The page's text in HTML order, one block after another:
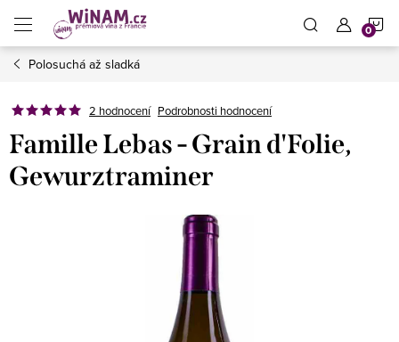
obsah
Polosuchá až sladká
2 hodnocení Podrobnosti hodnocení
Famille Lebas - Grain d'Folie,
Gewurztraminer